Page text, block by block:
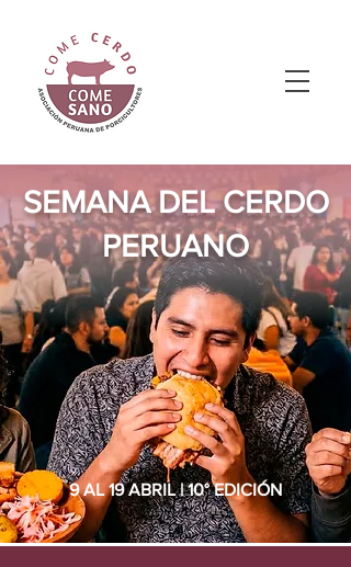
SEMANA DEL CERDO
PERUANO
9 AL 19 ABRIL | 10° EDICIÓN